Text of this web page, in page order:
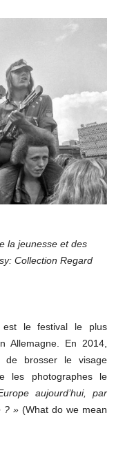
la jeunesse et des
Collection Regard
est le festival le plus
Allemagne. En 2014,
de brosser le visage
les photographes le
aujourd’hui, par
? »(What do we mean